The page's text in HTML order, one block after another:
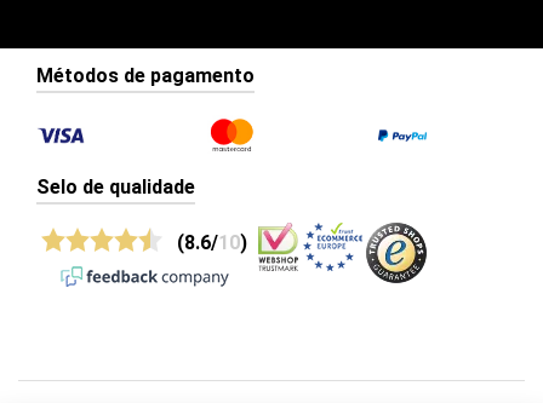
Métodos de pagamento
Selo de qualidade
(8.6/10)